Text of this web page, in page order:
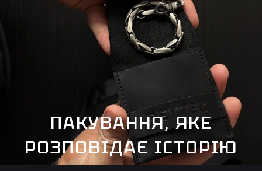
ПАКУВАННЯ, ЯКЕ
РОЗПОВІДАЄ ІСТОРІЮ